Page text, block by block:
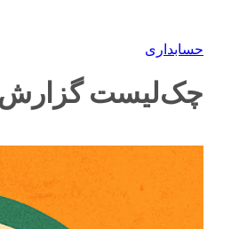
حسابداری
چک‌لیست گزارش